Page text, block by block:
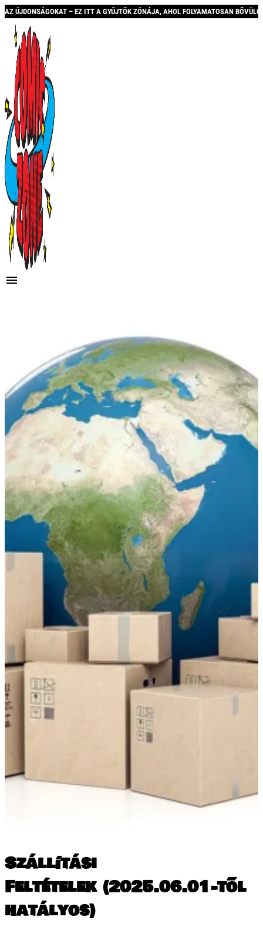
– EZ ITT A GYŰJTŐK ZÓNÁJA, AHOL FOLYAMATOSAN BŐVÜLŐ
Szállítási
Feltételek (2025.06.01-től
hatályos)